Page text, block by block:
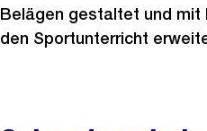
Belägen gestaltet und mit
den Sportunterricht